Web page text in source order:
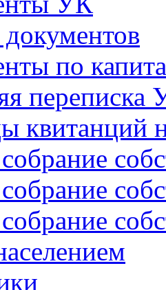
по
переписка
квитанций